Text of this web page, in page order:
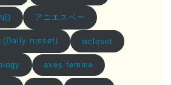
アニエスベー
(Daily russet) wcloset
axes femme